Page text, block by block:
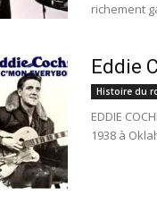
richement
Eddie
Histoire du
EDDIE
1938 à